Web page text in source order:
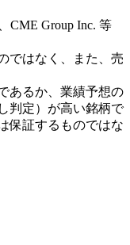
CME Group Inc. 等
ではなく、また、売
あるか、業績予想の
判定）が高い銘柄で
保証するものではな